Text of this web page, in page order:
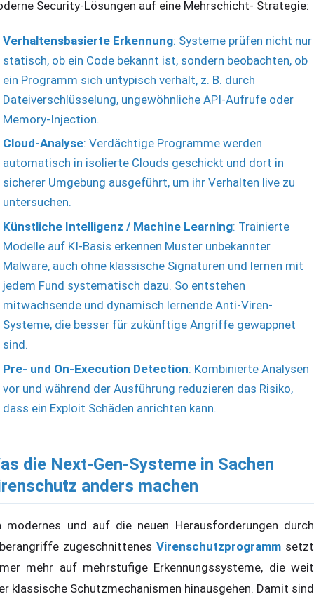
Security-Lösungen auf eine Mehrschicht- Strategie:
Verhaltensbasierte Erkennung: Systeme prüfen nicht nur
statisch, ob ein Code bekannt ist, sondern beobachten, ob
ein Programm sich untypisch verhält, z. B. durch
Dateiverschlüsselung, ungewöhnliche API-Aufrufe oder
Memory-Injection.
Cloud-Analyse: Verdächtige Programme werden
automatisch in isolierte Clouds geschickt und dort in
sicherer Umgebung ausgeführt, um ihr Verhalten live zu
untersuchen.
Künstliche Intelligenz / Machine Learning: Trainierte
Modelle auf KI-Basis erkennen Muster unbekannter
Malware, auch ohne klassische Signaturen und lernen mit
jedem Fund systematisch dazu. So entstehen
mitwachsende und dynamisch lernende Anti-Viren-
Systeme, die besser für zukünftige Angriffe gewappnet
sind.
Pre- und On-Execution Detection: Kombinierte Analysen
vor und während der Ausführung reduzieren das Risiko,
dass ein Exploit Schäden anrichten kann.
die Next-Gen-Systeme in Sachen
anders machen
modernes und auf die neuen Herausforderungen durch
zugeschnittenes Virenschutzprogramm setzt
mehr auf mehrstufige Erkennungssysteme, die weit
klassische Schutzmechanismen hinausgehen. Damit sind